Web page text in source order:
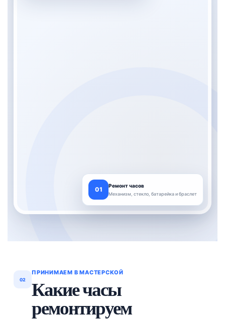
01 Ремонт часов
Механизм, стекло, батарейка и браслет
02
ПРИНИМАЕМ В МАСТЕРСКОЙ
Какие часы
ремонтируем